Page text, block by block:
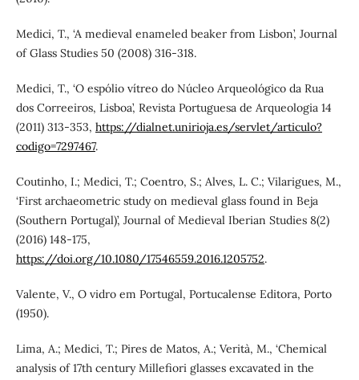
Medici, T., ‘A medieval enameled beaker from Lisbon’, Journal
of Glass Studies 50 (2008) 316-318.
Medici, T., ‘O espólio vítreo do Núcleo Arqueológico da Rua
dos Correeiros, Lisboa’, Revista Portuguesa de Arqueologia 14
(2011) 313-353, https://dialnet.unirioja.es/servlet/articulo?
codigo=7297467.
Coutinho, I.; Medici, T.; Coentro, S.; Alves, L. C.; Vilarigues, M.,
‘First archaeometric study on medieval glass found in Beja
(Southern Portugal)’, Journal of Medieval Iberian Studies 8(2)
(2016) 148-175,
https://doi.org/10.1080/17546559.2016.1205752.
Valente, V., O vidro em Portugal, Portucalense Editora, Porto
(1950).
Lima, A.; Medici, T.; Pires de Matos, A.; Verità, M., ‘Chemical
analysis of 17th century Millefiori glasses excavated in the